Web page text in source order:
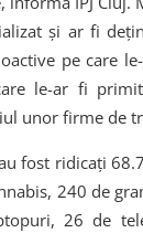
şi ar fi
pe care
le-ar fi
unor firme de
fost ridicați
240 de
26 de